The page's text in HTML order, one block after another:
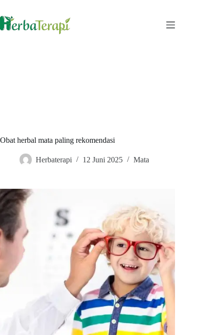
content
Obat herbal mata paling rekomendasi
Herbaterapi 12 Juni 2025 Mata